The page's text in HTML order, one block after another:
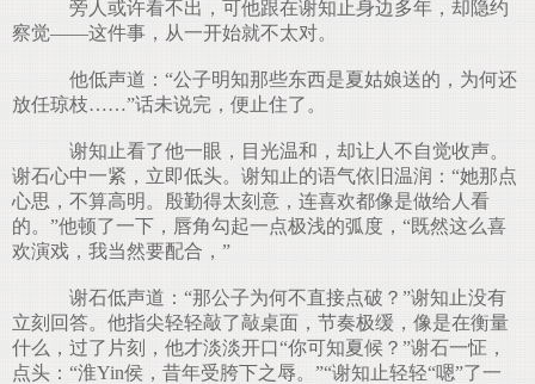
旁人或许看不出，可他跟在谢知止身边多年，却隐约
察觉——这件事，从一开始就不太对。
他低声道：“公子明知那些东西是夏姑娘送的，为何还
放任琼枝……”话未说完，便止住了。
谢知止看了他一眼，目光温和，却让人不自觉收声。
谢石心中一紧，立即低头。谢知止的语气依旧温润：“她那点
心思，不算高明。殷勤得太刻意，连喜欢都像是做给人看
的。”他顿了一下，唇角勾起一点极浅的弧度，“既然这么喜
欢演戏，我当然要配合，”
谢石低声道：“那公子为何不直接点破？”谢知止没有
立刻回答。他指尖轻轻敲了敲桌面，节奏极缓，像是在衡量
什么，过了片刻，他才淡淡开口“你可知夏候？”谢石一怔，
点头：“淮Yin侯，昔年受胯下之辱。”“谢知止轻轻“嗯”了一